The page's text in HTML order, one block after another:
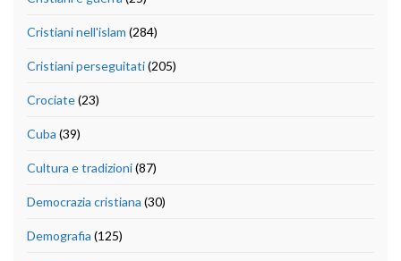
Cristiani nell'islam (284)
Cristiani perseguitati(205)
Crociate(23)
Cuba (39)
Cultura e tradizioni(87)
Democrazia cristiana (30)
Demografia (125)